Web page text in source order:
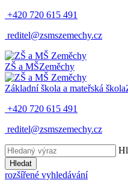
+420 720 615 491
reditel@zsmszemechy.cz
ZŠ a MŠZeměchy
Základní škola a mateřská škola
+420 720 615 491
reditel@zsmszemechy.cz
Hledat
rozšířené vyhledávání